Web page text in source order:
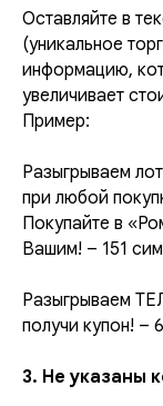
Оставляйте в
(уникальное
информацию,
увеличивает
Пример:
Разыгрываем
при любой
Покупайте в
Вашим! – 151
Разыгрываем
получи купон! –
3. Не указаны